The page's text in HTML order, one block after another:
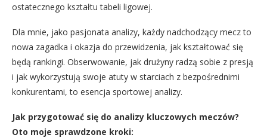
ostatecznego kształtu tabeli ligowej.
Dla mnie, jako pasjonata analizy, każdy nadchodzący mecz to
nowa zagadka i okazja do przewidzenia, jak kształtować się
będą rankingi. Obserwowanie, jak drużyny radzą sobie z presją
i jak wykorzystują swoje atuty w starciach z bezpośrednimi
konkurentami, to esencja sportowej analizy.
Jak przygotować się do analizy kluczowych meczów?
Oto moje sprawdzone kroki: